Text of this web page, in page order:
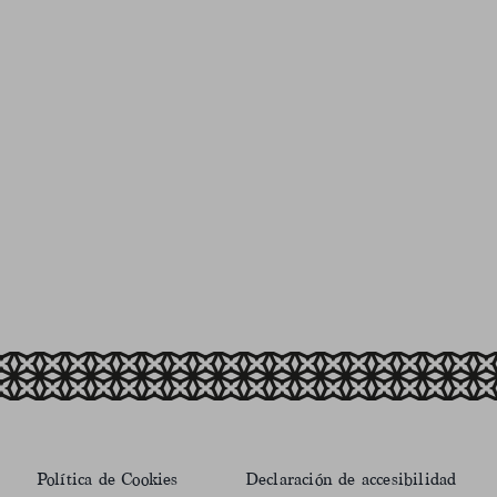
Política de Cookies Declaración de accesibilidad